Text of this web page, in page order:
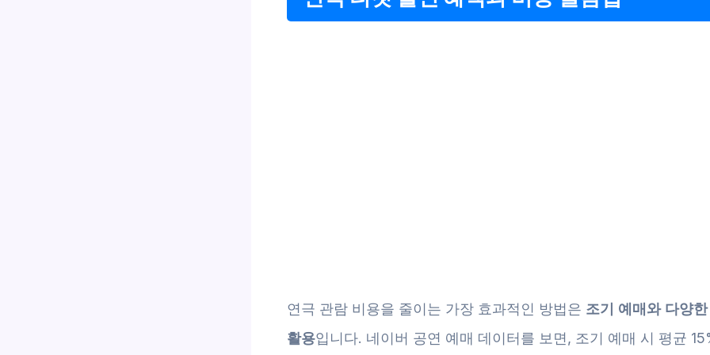
연극 관람 비용을 줄이는 가장 효과적인 방법은 조기 예매와 다양
활용입니다. 네이버 공연 예매 데이터를 보면, 조기 예매 시 평균